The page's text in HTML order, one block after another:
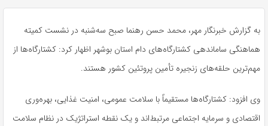
به گزارش خبرنگار مهر، محمد حسن رهنما صبح سه‌شنبه در نشست کمیته
هماهنگی ساماندهی کشتارگاه‌های دام استان بوشهر اظهار کرد: کشتارگاه‌ها از
مهم‌ترین حلقه‌های زنجیره تأمین پروتئین کشور هستند.
وی افزود: کشتارگاه‌ها مستقیماً با سلامت عمومی، امنیت غذایی، بهره‌وری
اقتصادی و سرمایه اجتماعی مرتبط‌اند و یک نقطه استراتژیک در نظام سلامت